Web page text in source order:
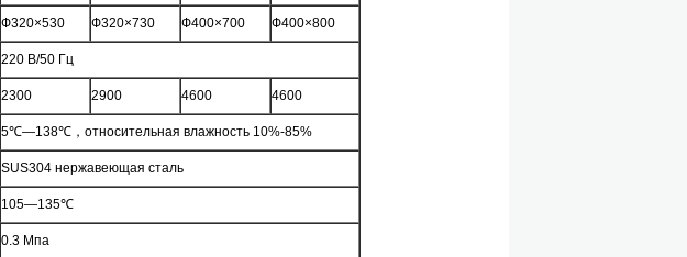
Ф320×530 Ф320×730 Ф400×700 Ф400×800
220 В/50 Гц
2300 2900 4600 4600
5℃—138℃，относительная влажность 10%-85%
SUS304 нержавеющая сталь
105—135℃
0.3 Мпа